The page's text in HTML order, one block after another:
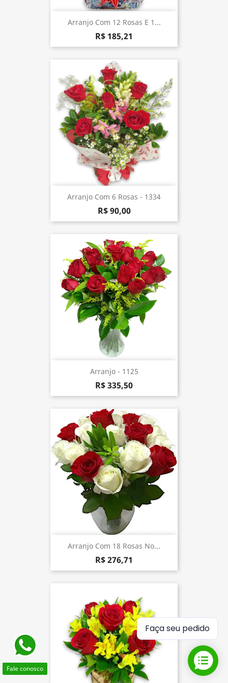
Arranjo Com 12 Rosas E 1...
R$ 185,21
Arranjo Com 6 Rosas - 1334
R$ 90,00
Arranjo - 1125
R$ 335,50
Arranjo Com 18 Rosas No...
R$ 276,71
Fale conosco
Faça seu pedido